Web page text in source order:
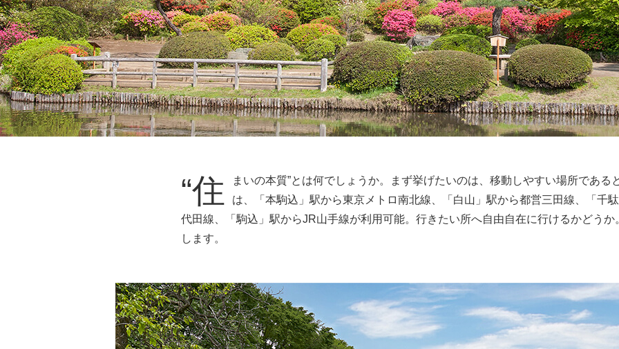
“住
まいの本質”とは何でしょうか。まず挙げたいのは、移動しやすい場所である
は、「本駒込」駅から東京メトロ南北線、「白山」駅から都営三田線、「千
代田線、「駒込」駅からJR山手線が利用可能。行きたい所へ自由自在に行けるかどう
します。